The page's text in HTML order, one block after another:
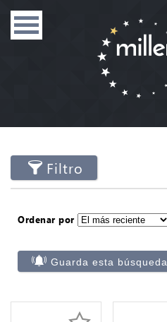
Filtro
Ordenar por
Guarda esta búsqueda